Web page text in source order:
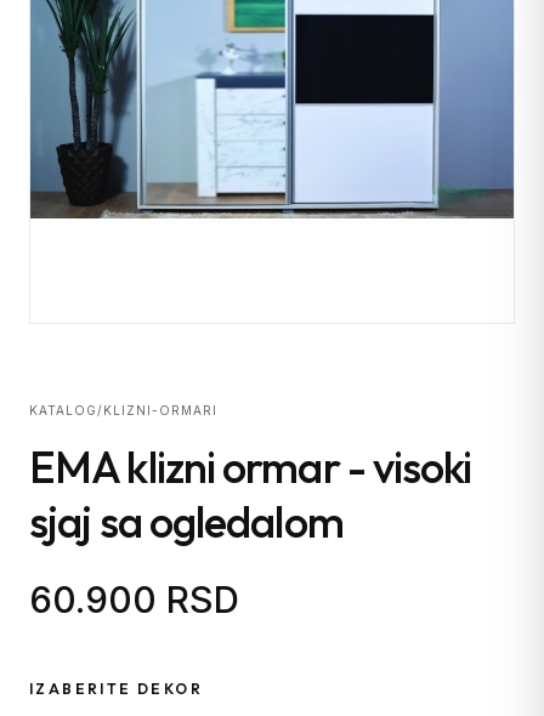
KATALOG/ KLIZNI-ORMARI
EMA klizni ormar - visoki
sjaj sa ogledalom
60.900 RSD
IZABERITE DEKOR